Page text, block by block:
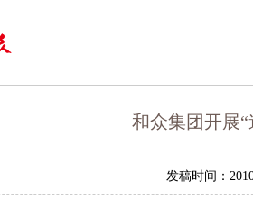
和众集团开展
发稿时间：